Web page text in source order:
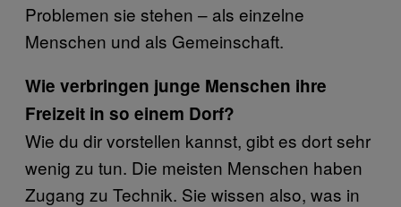
Problemen sie stehen – als einzelne
Menschen und als Gemeinschaft.
Wie verbringen junge Menschen ihre
Freizeit in so einem Dorf?
Wie du dir vorstellen kannst, gibt es dort sehr
wenig zu tun. Die meisten Menschen haben
Zugang zu Technik. Sie wissen also, was in